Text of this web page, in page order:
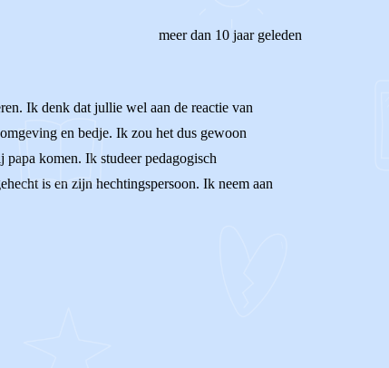
meer dan 10 jaar geleden
Ik denk dat jullie wel aan de reactie van
en bedje. Ik zou het dus gewoon
komen. Ik studeer pedagogisch
is en zijn hechtingspersoon. Ik neem aan